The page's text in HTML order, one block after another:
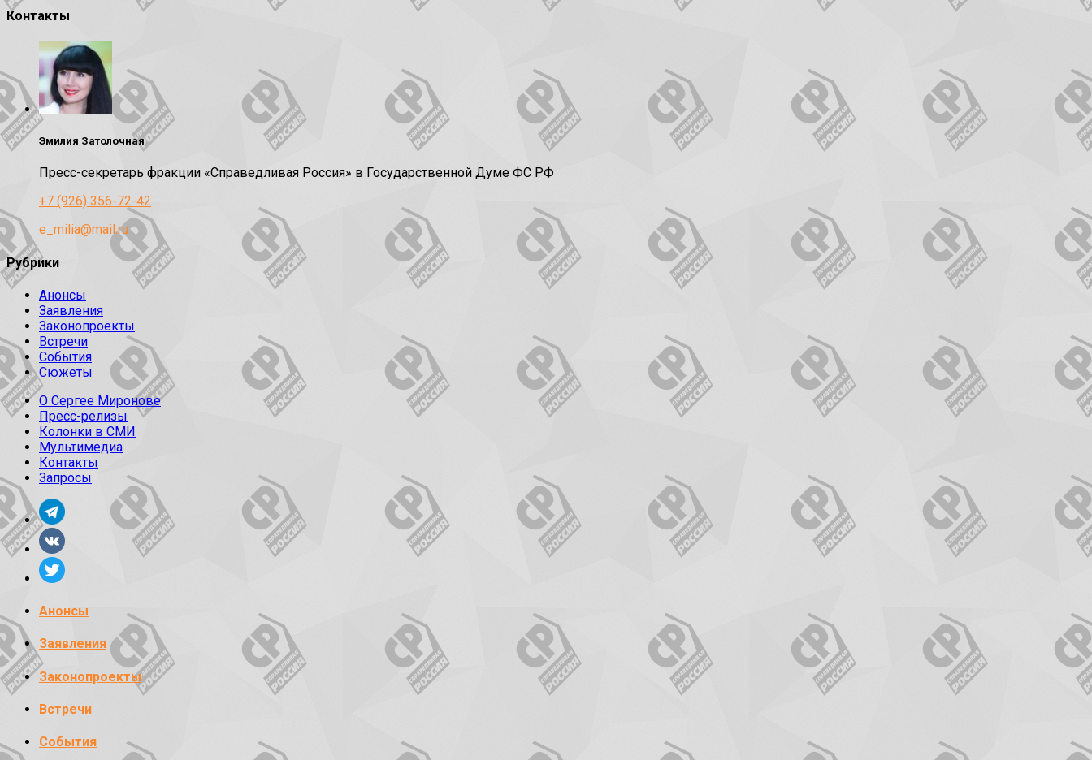
Контакты
Эмилия Затолочная
Пресс-секретарь фракции «Справедливая Россия» в Государственной Думе ФС РФ
+7 (926) 356-72-42
e_milia@mail.ru
Рубрики
Анонсы
Заявления
Законопроекты
Встречи
События
Сюжеты
О Сергее Миронове
Пресс-релизы
Колонки в СМИ
Мультимедиа
Контакты
Запросы
Анонсы
Заявления
Законопроекты
Встречи
События